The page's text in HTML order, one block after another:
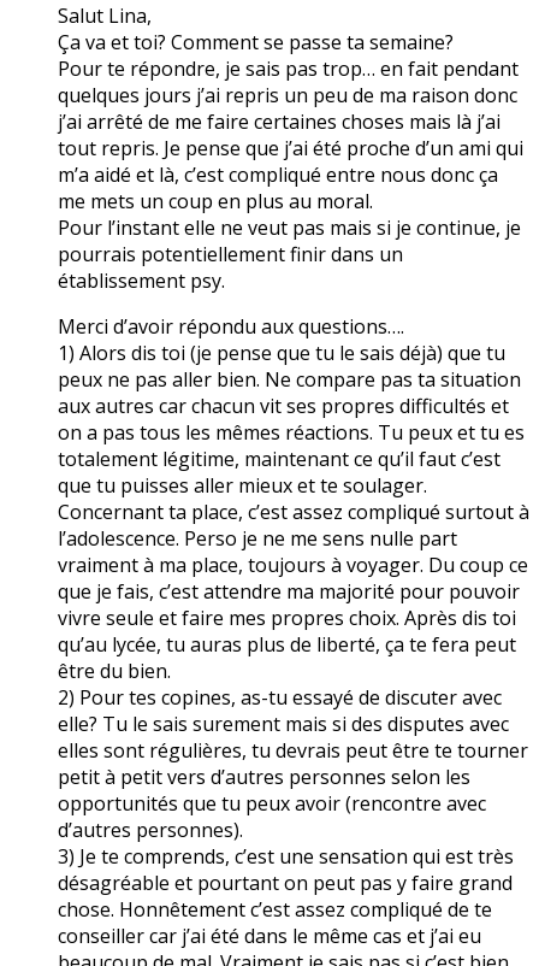
Salut Lina,
Ça va et toi? Comment se passe ta semaine?
Pour te répondre, je sais pas trop… en fait pendant
quelques jours j’ai repris un peu de ma raison donc
j’ai arrêté de me faire certaines choses mais là j’ai
tout repris. Je pense que j’ai été proche d’un ami qui
m’a aidé et là, c’est compliqué entre nous donc ça
me mets un coup en plus au moral.
Pour l’instant elle ne veut pas mais si je continue, je
pourrais potentiellement finir dans un
établissement psy.
Merci d’avoir répondu aux questions….
1) Alors dis toi (je pense que tu le sais déjà) que tu
peux ne pas aller bien. Ne compare pas ta situation
aux autres car chacun vit ses propres difficultés et
on a pas tous les mêmes réactions. Tu peux et tu es
totalement légitime, maintenant ce qu’il faut c’est
que tu puisses aller mieux et te soulager.
Concernant ta place, c’est assez compliqué surtout à
l’adolescence. Perso je ne me sens nulle part
vraiment à ma place, toujours à voyager. Du coup ce
que je fais, c’est attendre ma majorité pour pouvoir
vivre seule et faire mes propres choix. Après dis toi
qu’au lycée, tu auras plus de liberté, ça te fera peut
être du bien.
2) Pour tes copines, as-tu essayé de discuter avec
elle? Tu le sais surement mais si des disputes avec
elles sont régulières, tu devrais peut être te tourner
petit à petit vers d’autres personnes selon les
opportunités que tu peux avoir (rencontre avec
d’autres personnes).
3) Je te comprends, c’est une sensation qui est très
désagréable et pourtant on peut pas y faire grand
chose. Honnêtement c’est assez compliqué de te
conseiller car j’ai été dans le même cas et j’ai eu